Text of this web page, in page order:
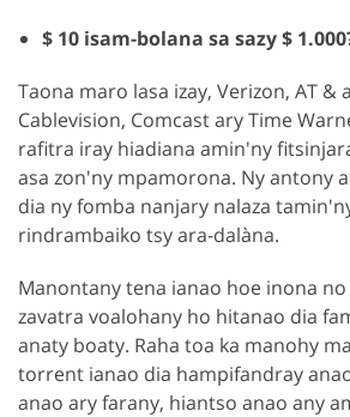
$ 10 isam-bolana sa sazy $
Taona maro lasa izay, Verizon, AT &
Cablevision, Comcast ary Time
rafitra iray hiadiana amin'ny
asa zon'ny mpamorona. Ny antony
dia ny fomba nanjary nalaza
rindrambaiko tsy ara-dalàna.
Manontany tena ianao hoe inona
zavatra voalohany ho hitanao dia
anaty boaty. Raha toa ka manohy
torrent ianao dia hampifandray
anao ary farany, hiantso anao any